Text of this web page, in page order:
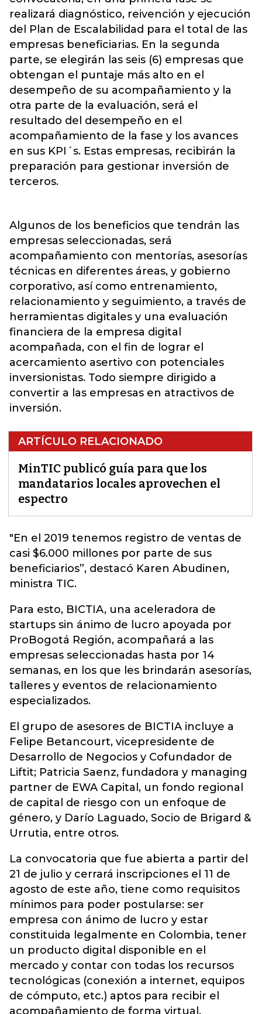
realizará diagnóstico, reivención y ejecución
del Plan de Escalabilidad para el total de las
empresas beneficiarias. En la segunda
parte, se elegirán las seis (6) empresas que
obtengan el puntaje más alto en el
desempeño de su acompañamiento y la
otra parte de la evaluación, será el
resultado del desempeño en el
acompañamiento de la fase y los avances
en sus KPI´s. Estas empresas, recibirán la
preparación para gestionar inversión de
terceros.
Algunos de los beneficios que tendrán las
empresas seleccionadas, será
acompañamiento con mentorías, asesorías
técnicas en diferentes áreas, y gobierno
corporativo, así como entrenamiento,
relacionamiento y seguimiento, a través de
herramientas digitales y una evaluación
financiera de la empresa digital
acompañada, con el fin de lograr el
acercamiento asertivo con potenciales
inversionistas. Todo siempre dirigido a
convertir a las empresas en atractivos de
inversión.
ARTÍCULO RELACIONADO
MinTIC publicó guía para que los
mandatarios locales aprovechen el
espectro
"En el 2019 tenemos registro de ventas de
casi $6.000 millones por parte de sus
beneficiarios”, destacó Karen Abudinen,
ministra TIC.
Para esto, BICTIA, una aceleradora de
startups sin ánimo de lucro apoyada por
ProBogotá Región, acompañará a las
empresas seleccionadas hasta por 14
semanas, en los que les brindarán asesorías,
talleres y eventos de relacionamiento
especializados.
El grupo de asesores de BICTIA incluye a
Felipe Betancourt, vicepresidente de
Desarrollo de Negocios y Cofundador de
Liftit; Patricia Saenz, fundadora y managing
partner de EWA Capital, un fondo regional
de capital de riesgo con un enfoque de
género, y Darío Laguado, Socio de Brigard &
Urrutia, entre otros.
La convocatoria que fue abierta a partir del
21 de julio y cerrará inscripciones el 11 de
agosto de este año, tiene como requisitos
mínimos para poder postularse: ser
empresa con ánimo de lucro y estar
constituida legalmente en Colombia, tener
un producto digital disponible en el
mercado y contar con todas los recursos
tecnológicas (conexión a internet, equipos
de cómputo, etc.) aptos para recibir el
acompañamiento de forma virtual.